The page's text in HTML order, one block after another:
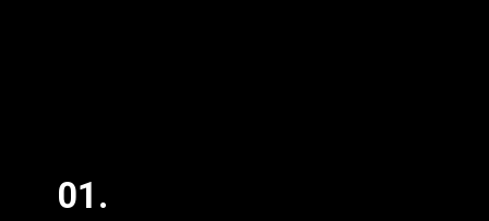
01.